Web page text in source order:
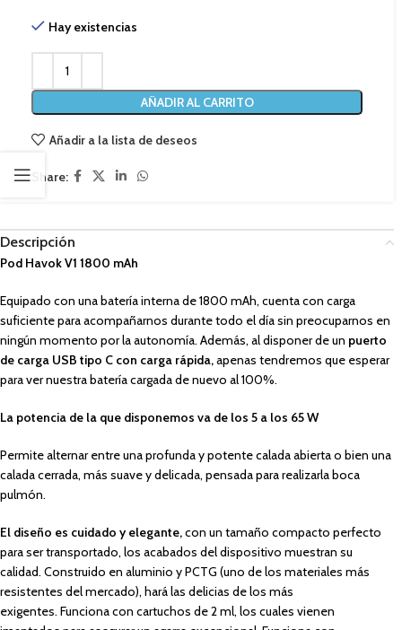
Hay existencias
AÑADIR AL CARRITO
Añadir a la lista de deseos
Share:
Descripción
Pod Havok V1 1800 mAh
Equipado con una batería interna de 1800 mAh, cuenta con carga
suficiente para acompañarnos durante todo el día sin preocuparnos en
ningún momento por la autonomía. Además, al disponer de un puerto
de carga USB tipo C con carga rápida,apenas tendremos que esperar
para ver nuestra batería cargada de nuevo al 100%.
La potencia de la que disponemos va de los 5 a los 65 W
Permite alternar entre una profunda y potente calada abierta o bien una
calada cerrada, más suave y delicada, pensada para realizarla boca
pulmón.
El diseño es cuidado y elegante,con un tamaño compacto perfecto
para ser transportado, los acabados del dispositivo muestran su
calidad. Construido en aluminio y PCTG (uno de los materiales más
resistentes del mercado), hará las delicias de los más
exigentes. Funciona con cartuchos de 2 ml, los cuales vienen